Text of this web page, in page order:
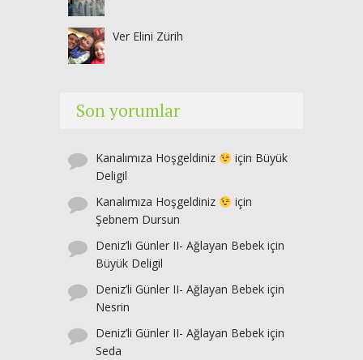
Ver Elini Zürih
Son yorumlar
Kanalımıza Hoşgeldiniz için Büyük
Deligil
Kanalımıza Hoşgeldiniz
için
Şebnem Dursun
Deniz’li Günler II- Ağlayan Bebek için
Büyük Deligil
Deniz’li Günler II- Ağlayan Bebek için
Nesrin
Deniz’li Günler II- Ağlayan Bebek için
Seda